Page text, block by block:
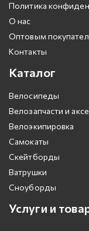
Политика
О нас
Оптовым
Контакты
Каталог
Велосипеды
Велозапчасти и
Велоэкипировка
Самокаты
Скейтборды
Ватрушки
Сноуборды
Услуги и